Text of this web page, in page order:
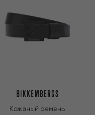
Кожаный ремень